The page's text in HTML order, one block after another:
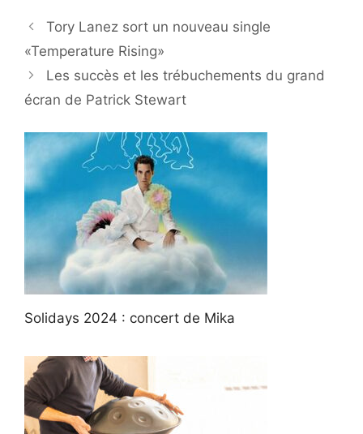
Tory Lanez sort un nouveau single
«Temperature Rising»
Les succès et les trébuchements du grand
écran de Patrick Stewart
Solidays 2024 : concert de Mika